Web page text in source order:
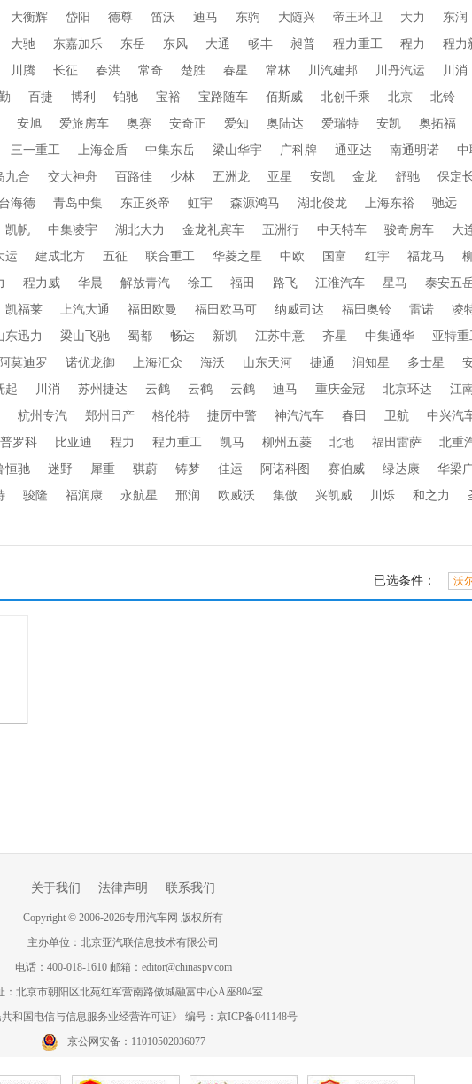
大衡辉 岱阳 德尊 笛沃 迪马 东驹 大随兴 帝王环卫 大力 东润
大驰 东嘉加乐 东岳 东风 大通 畅丰 昶普 程力重工 程力 程力
川腾 长征 春洪 常奇 楚胜 春星 常林 川汽建邦 川丹汽运 川消
百捷 博利 铂驰 宝裕 宝路随车 佰斯威 北创千乘 北京 北铃
安旭 爱旅房车 奥赛 安奇正 爱知 奥陆达 爱瑞特 安凯 奥拓福
三一重工 上海金盾 中集东岳 梁山华宇 广科牌 通亚达 南通明诺
中
九合 交大神舟 百路佳 少林 五洲龙 亚星 安凯 金龙 舒驰 保定
海德 青岛中集 东正炎帝 虹宇 森源鸿马 湖北俊龙 上海东裕 驰远
凯帆 中集凌宇 湖北大力 金龙礼宾车 五洲行 中天特车 骏奇房车
大
运 建成北方 五征 联合重工 华菱之星 中欧 国富 红宇 福龙马
程力威 华晨 解放青汽 徐工 福田 路飞 江淮汽车 星马 泰安五
凯福莱 上汽大通 福田欧曼 福田欧马可 纳威司达 福田奥铃 雷诺 凌
东迅力 梁山飞驰 蜀都 畅达 新凯 江苏中意 齐星 中集通华 亚特重
阿莫迪罗 诺优龙御 上海汇众 海沃 山东天河 捷通 润知星 多士星
起 川消 苏州捷达 云鹤 云鹤 云鹤 迪马 重庆金冠 北京环达
江
杭州专汽 郑州日产 格伦特 捷厉中警 神汽汽车 春田 卫航
中兴汽
罗科 比亚迪 程力 程力重工 凯马 柳州五菱 北地 福田雷萨
北重
恒驰 迷野 犀重 骐蔚 铸梦 佳运 阿诺科图 赛伯威 绿达康
华梁
骏隆 福润康 永航星 邢润 欧威沃 集傲 兴凯威 川烁 和之力
已选条件： 沃
关于我们 法律声明 联系我们
Copyright © 2006-2026专用汽车网 版权所有
主办单位：北京亚汽联信息技术有限公司
电话：400-018-1610 邮箱：editor@chinaspv.com
：北京市朝阳区北苑红军营南路傲城融富中心A座804室
共和国电信与信息服务业经营许可证》 编号：京ICP备041148号
京公网安备：11010502036077